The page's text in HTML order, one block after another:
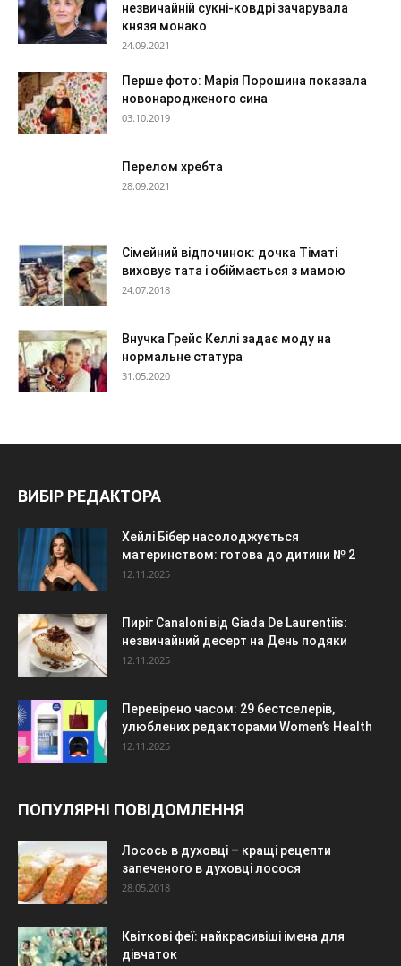
незвичайній сукні-ковдрі зачарувала
князя монако
24.09.2021
Перше фото: Марія Порошина показала
новонародженого сина
03.10.2019
Перелом хребта
28.09.2021
Сімейний відпочинок: дочка Тіматі
виховує тата і обіймається з мамою
24.07.2018
Внучка Грейс Келлі задає моду на
нормальне статура
31.05.2020
ВИБІР РЕДАКТОРА
Хейлі Бібер насолоджується
материнством: готова до дитини № 2
12.11.2025
Пиріг Canaloni від Giada De Laurentiis:
незвичайний десерт на День подяки
12.11.2025
Перевірено часом: 29 бестселерів,
улюблених редакторами Women’s Health
12.11.2025
ПОПУЛЯРНІ ПОВІДОМЛЕННЯ
Лосось в духовці – кращі рецепти
запеченого в духовці лосося
28.05.2018
Квіткові феї: найкрасивіші імена для
дівчаток